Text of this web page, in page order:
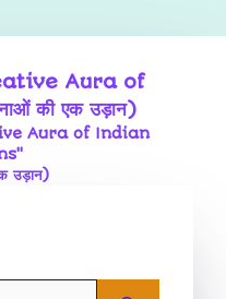
Aura of Indian
उड़ान)